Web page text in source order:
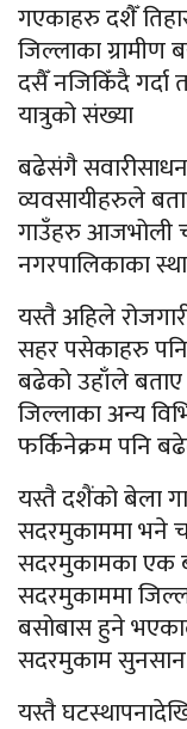
गएकाहरु दशैँ
जिल्लाका
दसैँ नजिकिँदै
यात्रुको संख्या
बढेसंगै
व्यवसायीहरुले
गाउँहरु
नगरपालिकाका
यस्तै अहिले
सहर पसेकाहरु
बढेको उहाँले
जिल्लाका अन्य
फर्किनेक्रम पनि
यस्तै दशैंको बेला
सदरमुकाममा भने
सदरमुकामका एक
सदरमुकाममा
बसोबास हुने
सदरमुकाम
यस्तै